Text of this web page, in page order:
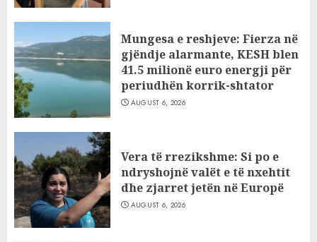
Mungesa e reshjeve: Fierza në
gjëndje alarmante, KESH blen
41.5 milionë euro energji për
periudhën korrik-shtator
AUGUST 6, 2026
Vera të rrezikshme: Si po e
ndryshojnë valët e të nxehtit
dhe zjarret jetën në Europë
AUGUST 6, 2026